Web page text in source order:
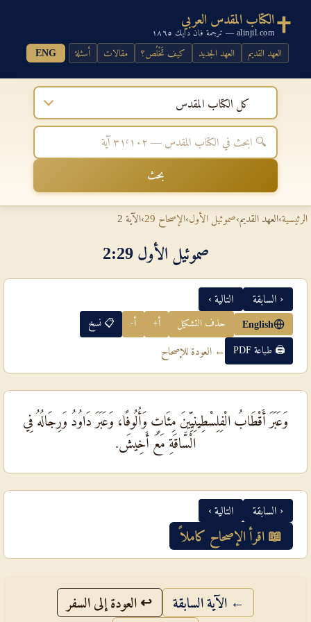
الكتاب المقدس العربي
alinjil.com — ترجمة فان دايك ١٨٦٥
العهد القديم العهد الجديد كيف تَخْلُص؟ مقالات أسئلة ENG
كل الكتاب المقدس
بحث
الرئيسية›العهد القديم›صموئيل الأول›الإصحاح 29 ›الآية 2
صموئيل الأول 29‏:‏2
‹ السابقة التالية ›
English حذف التشكيل أ+ أ- 📋 نسخ
🖨 طباعة PDF ← العودة للإصحاح
وَعَبَرَ أَقْطَابُ الْفِلِسْطِينِيِّينَ مِئَاتٍ وَأُلُوفًا، وَعَبَرَ دَاوُدُ وَرِجَالُهُ فِي
الْسَّاقَةِ مَعَ أَخِيشَ.
‹ السابقة التالية ›
📖 اقرأ الإصحاح كاملاً
← الآية السابقة ↩ العودة إلى السفر